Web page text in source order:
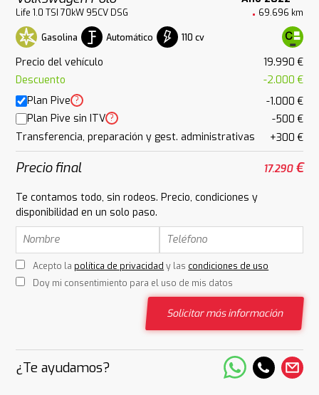
Life 1.0 TSI 70kW 95CV DSG 69.696 km
Gasolina Automático 110 cv
Precio del vehículo
19.990 €
Descuento
-2.000 €
Plan Pive ?
-1.000 €
Plan Pive sin ITV ?
-500 €
Transferencia, preparación y gest. administrativas
+300 €
Precio final 17.290€
Te contamos todo, sin rodeos. Precio, condiciones y
disponibilidad en un solo paso.
Acepto la política de privacidad y las condiciones de uso
Doy mi consentimiento para el uso de mis datos
Solicitar más información
¿Te ayudamos?